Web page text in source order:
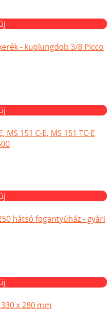
- kuplungdob 3/8 Picco
MS 151 C-E, MS 151 TC-E
hátsó fogantyúház - gyári
x 280 mm